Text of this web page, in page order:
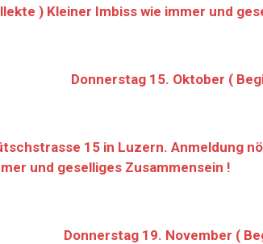
) Kleiner Imbiss wie immer und
Donnerstag 15. Oktober (
15 in Luzern. Anmeldung
und geselliges Zusammensein !
Donnerstag 19. November (